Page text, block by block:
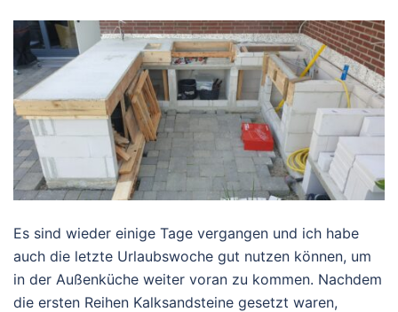
Es sind wieder einige Tage vergangen und ich habe
auch die letzte Urlaubswoche gut nutzen können, um
in der Außenküche weiter voran zu kommen. Nachdem
die ersten Reihen Kalksandsteine gesetzt waren,